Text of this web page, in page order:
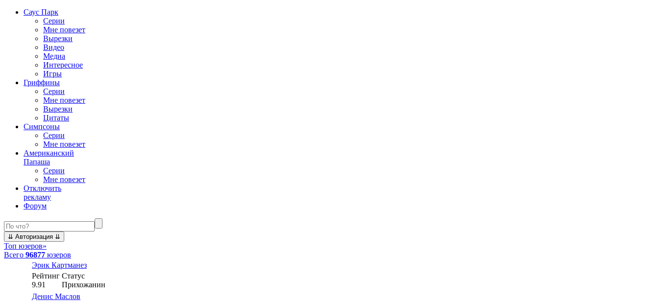
Саус Парк
Серии
Мне повезет
Вырезки
Видео
Медиа
Интересное
Игры
Гриффины
Серии
Мне повезет
Вырезки
Цитаты
Симпсоны
Серии
Мне повезет
Американский
Папаша
Серии
Мне повезет
Отключить
рекламу
Форум
Топ юзеров»
Всего 96877 юзеров
Эрик Картманез
Рейтинг
9.91
Статус
Прихожанин
Денис Маслов